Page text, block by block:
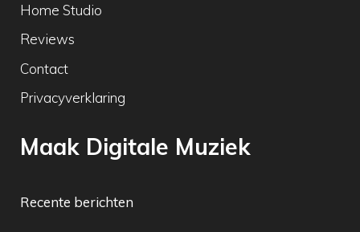
Home Studio
Reviews
Contact
Privacyverklaring
Maak Digitale Muziek
Recente berichten